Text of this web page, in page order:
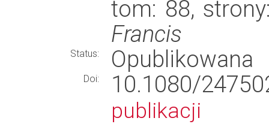
tom: 88,
Francis
Status: Opublikowana
Doi: 10.1080/
publikacji